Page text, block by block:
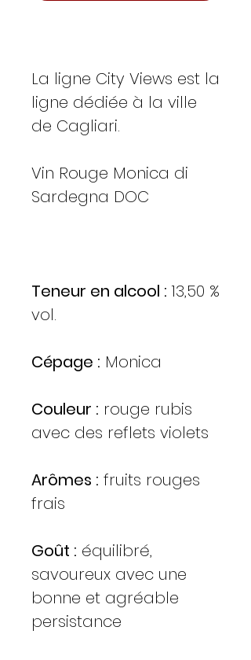
La ligne City Views est la
ligne dédiée à la ville
de Cagliari.
Vin Rouge Monica di
Sardegna DOC
Teneur en alcool : 13,50 %
vol.
Cépage : Monica
Couleur : rouge rubis
avec des reflets violets
Arômes : fruits rouges
frais
Goût : équilibré,
savoureux avec une
bonne et agréable
persistance